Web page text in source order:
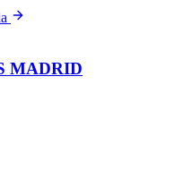
MADRID